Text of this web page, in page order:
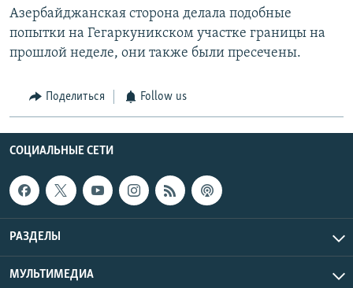
Азербайджанская сторона делала подобные
попытки на Гегаркуникском участке границы на
прошлой неделе, они также были пресечены.
Поделиться Follow us
СОЦИАЛЬНЫЕ СЕТИ
РАЗДЕЛЫ
МУЛЬТИМЕДИА